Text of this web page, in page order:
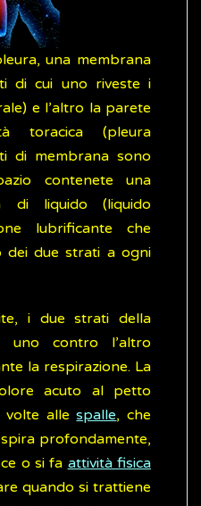
una membrana
di cui uno riveste i
e l’altro la parete
toracica (pleura
di membrana sono
contenete una
di liquido (liquido
lubrificante che
dei due strati a ogni
i due strati della
uno contro l’altro
la respirazione. La
acuto al petto
volte allespalle, che
profondamente,
o si fa attività fisica
quando si trattiene